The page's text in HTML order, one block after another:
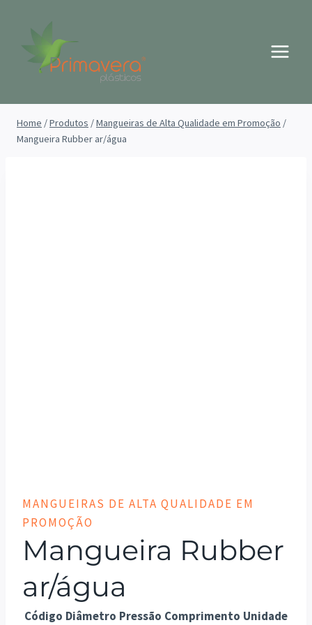
Conteúdo
Home /Produtos /Mangueiras de Alta Qualidade em Promoção /
Mangueira Rubber ar/água
MANGUEIRAS DE ALTA QUALIDADE EM
PROMOÇÃO
Mangueira Rubber
ar/água
Código Diâmetro Pressão Comprimento Unidade